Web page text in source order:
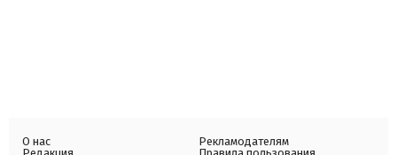
О нас
Рекламодателям